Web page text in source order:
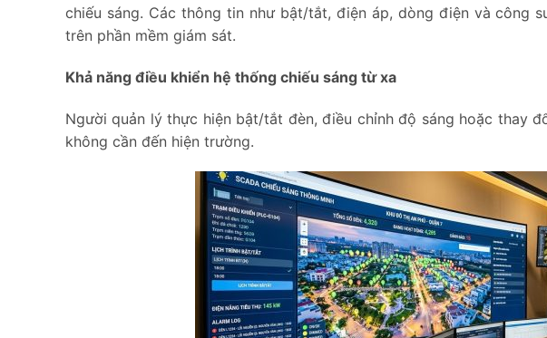
chiếu sáng. Các thông tin như bật/tắt, điện áp, dòng điện và công
trên phần mềm giám sát.
Khả năng điều khiển hệ thống chiếu sáng từ xa
Người quản lý thực hiện bật/tắt đèn, điều chỉnh độ sáng hoặc thay
không cần đến hiện trường.